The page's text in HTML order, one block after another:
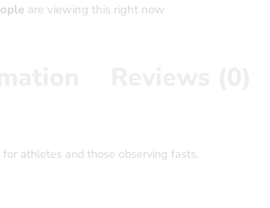
are viewing this right now
athletes and those observing fasts.